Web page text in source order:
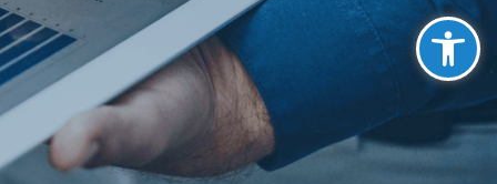
פתח סרגל נגישות